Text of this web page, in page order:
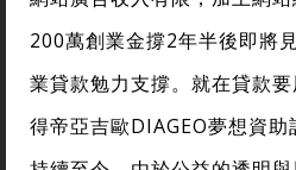
200萬創業金撐2年半後即將
業貸款勉力支撐。就在貸款
得帝亞吉歐DIAGEO夢想資